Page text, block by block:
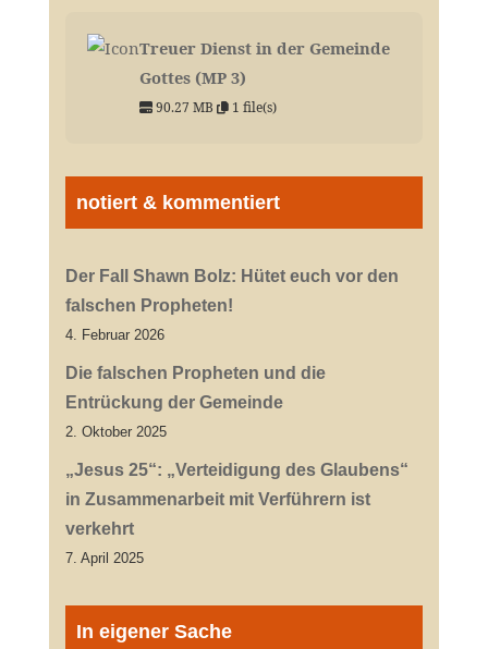
Treuer Dienst in der Gemeinde
Gottes (MP 3)
90.27 MB 1 file(s)
notiert & kommentiert
Der Fall Shawn Bolz: Hütet euch vor den
falschen Propheten!
4. Februar 2026
Die falschen Propheten und die
Entrückung der Gemeinde
2. Oktober 2025
„Jesus 25“: „Verteidigung des Glaubens“
in Zusammenarbeit mit Verführern ist
verkehrt
7. April 2025
In eigener Sache